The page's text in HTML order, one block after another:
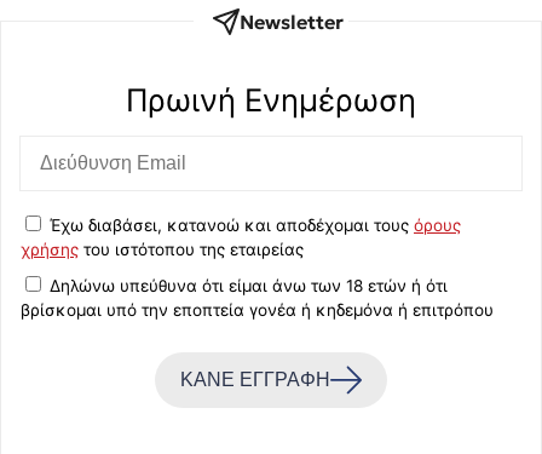
Newsletter
Πρωινή Eνημέρωση
Έχω διαβάσει, κατανοώ και αποδέχομαι τους όρους
χρήσης του ιστότοπου της εταιρείας
Δηλώνω υπεύθυνα ότι είμαι άνω των 18 ετών ή ότι
βρίσκομαι υπό την εποπτεία γονέα ή κηδεμόνα ή επιτρόπου
ΚΑΝΕ ΕΓΓΡΑΦΗ